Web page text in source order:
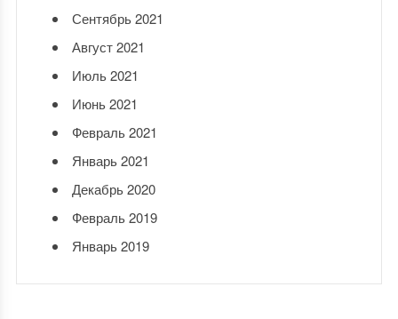
Сентябрь 2021
Август 2021
Июль 2021
Июнь 2021
Февраль 2021
Январь 2021
Декабрь 2020
Февраль 2019
Январь 2019